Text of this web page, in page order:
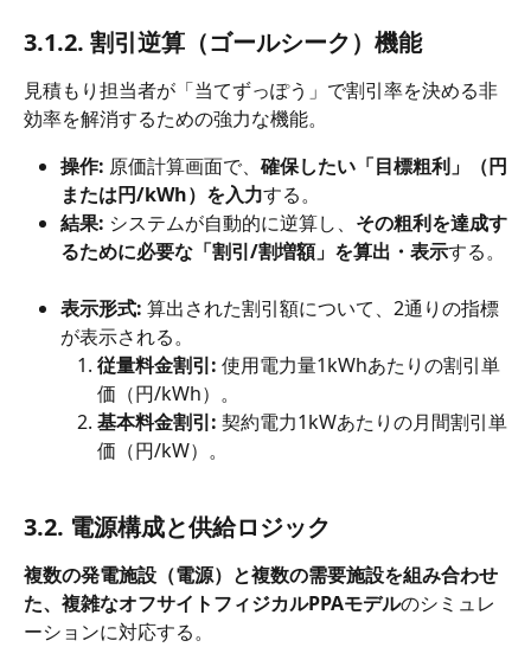
3.1.2. 割引逆算（ゴールシーク）機能
見積もり担当者が「当てずっぽう」で割引率を決める非
効率を解消するための強力な機能。
操作: 原価計算画面で、 確保したい「目標粗利」（円
または円/kWh）を入力する。
結果: システムが自動的に逆算し、 その粗利を達成す
るために必要な「割引/割増額」を算出・表示する。
表示形式: 算出された割引額について、2通りの指標
が表示される。
従量料金割引: 使用電力量1kWhあたりの割引単
価（円/kWh）。
基本料金割引: 契約電力1kWあたりの月間割引単
価（円/kW）。
3.2. 電源構成と供給ロジック
複数の発電施設（電源）と複数の需要施設を組み合わせ
た、複雑なオフサイトフィジカルPPAモデルのシミュレ
ーションに対応する。